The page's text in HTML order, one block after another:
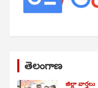
తెలంగాణ
జిల్లా వార్తలు